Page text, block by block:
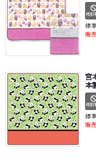
標
販
宮
本
標
販